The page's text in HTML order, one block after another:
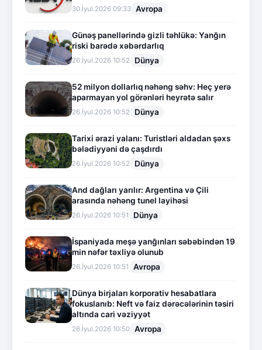
30.İyul.2026 09:33 Avropa
Günəş panellərində gizli təhlükə: Yanğın
riski barədə xəbərdarlıq
26.İyul.2026 10:52 Dünya
52 milyon dollarlıq nəhəng səhv: Heç yerə
aparmayan yol görənləri heyrətə salır
26.İyul.2026 10:52 Dünya
Tarixi ərazi yalanı: Turistləri aldadan şəxs
bələdiyyəni də çaşdırdı
26.İyul.2026 10:52 Dünya
And dağları yarılır: Argentina və Çili
arasında nəhəng tunel layihəsi
26.İyul.2026 10:51 Dünya
İspaniyada meşə yanğınları səbəbindən 19
min nəfər təxliyə olunub
26.İyul.2026 10:51 Avropa
Dünya birjaları korporativ hesabatlara
fokuslanıb: Neft və faiz dərəcələrinin təsiri
altında cari vəziyyət
26.İyul.2026 10:50 Avropa